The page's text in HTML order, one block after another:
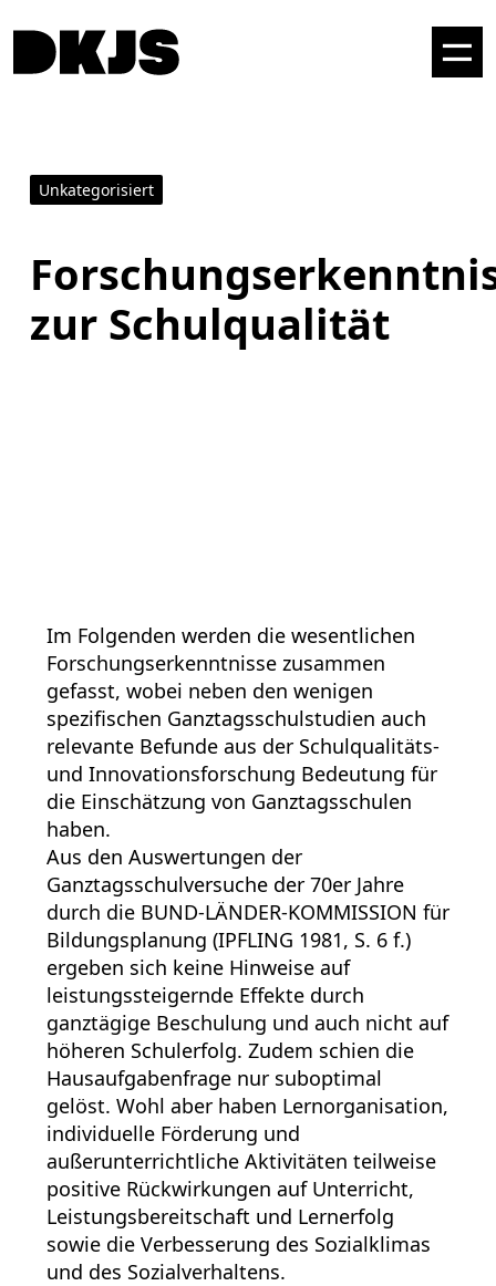
Unkategorisiert
zur Schulqualität
Im Folgenden werden die wesentlichen
Forschungserkenntnisse zusammen
gefasst, wobei neben den wenigen
spezifischen Ganztagsschulstudien auch
relevante Befunde aus der Schulqualitäts-
und Innovationsforschung Bedeutung für
die Einschätzung von Ganztagsschulen
haben.
Aus den Auswertungen der
Ganztagsschulversuche der 70er Jahre
durch die BUND-LÄNDER-KOMMISSION für
Bildungsplanung (IPFLING 1981, S. 6 f.)
ergeben sich keine Hinweise auf
leistungssteigernde Effekte durch
ganztägige Beschulung und auch nicht auf
höheren Schulerfolg. Zudem schien die
Hausaufgabenfrage nur suboptimal
gelöst. Wohl aber haben Lernorganisation,
individuelle Förderung und
außerunterrichtliche Aktivitäten teilweise
positive Rückwirkungen auf Unterricht,
Leistungsbereitschaft und Lernerfolg
sowie die Verbesserung des Sozialklimas
und des Sozialverhaltens.